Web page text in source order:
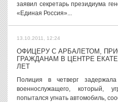
заявил секретарь президиума
«Единая Россия»...
13.10.2011, 12:24
ОФИЦЕРУ С АРБАЛЕТОМ,
ГРАЖДАНАМ В ЦЕНТРЕ
ЛЕТ
Полиция в четверг
военнослужащего, который,
попытался угнать автомобиль,